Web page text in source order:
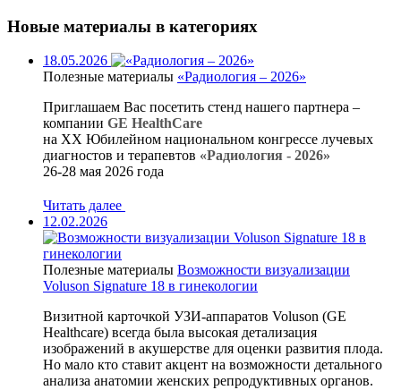
Новые материалы в категориях
18.05.2026
Полезные материалы «Радиология – 2026»
Приглашаем Вас посетить стенд нашего партнера –
компании GE HealthCare
на XX Юбилейном национальном конгрессе лучевых
диагностов и терапевтов «Радиология - 2026»
26-28 мая 2026 года
Читать далее
12.02.2026
Полезные материалы Возможности визуализации
Voluson Signature 18 в гинекологии
Визитной карточкой УЗИ‑аппаратов Voluson (GE
Healthcare) всегда была высокая детализация
изображений в акушерстве для оценки развития плода.
Но мало кто ставит акцент на возможности детального
анализа анатомии женских репродуктивных органов.